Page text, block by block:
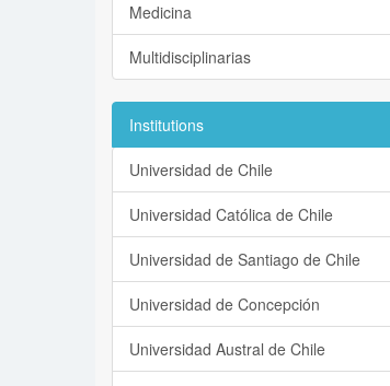
Medicina
Multidisciplinarias
Institutions
Universidad de Chile
Universidad Católica de Chile
Universidad de Santiago de Chile
Universidad de Concepción
Universidad Austral de Chile